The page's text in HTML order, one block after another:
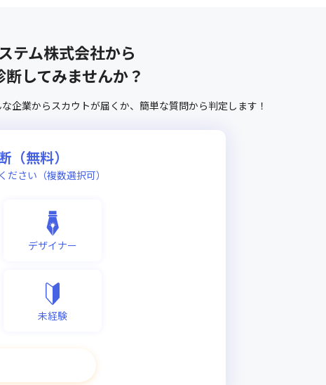
テム株式会社から
してみませんか？
企業からスカウトが届くか、 簡単な質問から判定します！
（無料）
さい（複数選択可）
デザイナー
未経験